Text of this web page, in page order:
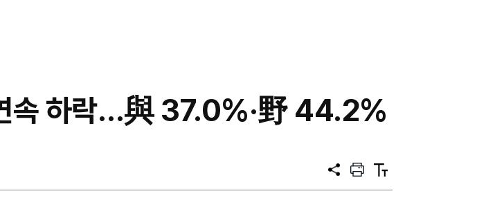
속 하락…與 37.0%·野 44.2%
공
프
트
텍
트